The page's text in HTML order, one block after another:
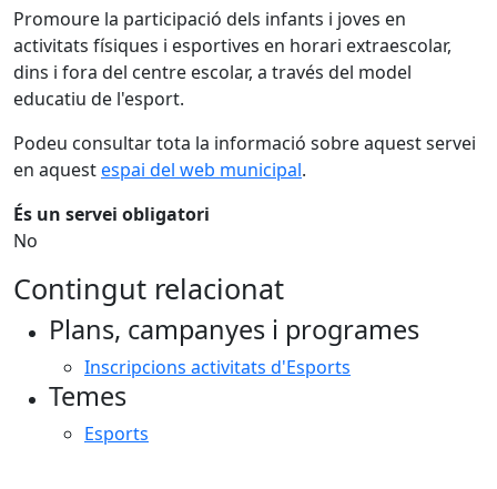
Promoure la participació dels infants i joves en
activitats físiques i esportives en horari extraescolar,
dins i fora del centre escolar, a través del model
educatiu de l'esport.
Podeu consultar tota la informació sobre aquest servei
en aquestespai del web municipal.
És un servei obligatori
No
Contingut relacionat
Plans, campanyes i programes
Inscripcions activitats d'Esports
Temes
Esports